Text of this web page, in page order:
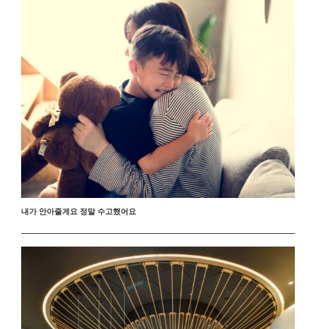
내가 안아줄게요 정말 수고했어요